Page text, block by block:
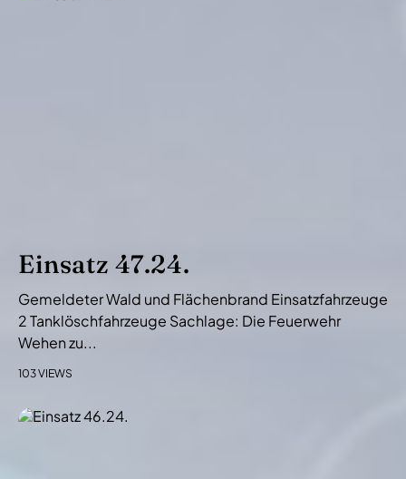
Einsatz 47.24.
Gemeldeter Wald und Flächenbrand Einsatzfahrzeuge
2 Tanklöschfahrzeuge Sachlage: Die Feuerwehr
Wehen zu...
103 VIEWS